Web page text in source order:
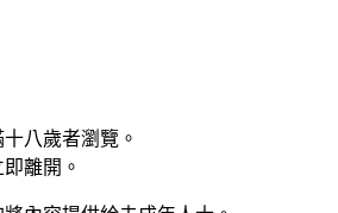
八歲者瀏覽。
離開。